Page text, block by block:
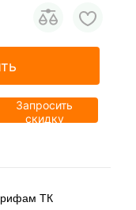
Запросить
скидку
ТК